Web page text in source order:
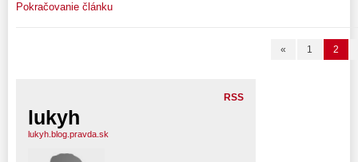
Pokračovanie článku
« 1 2
RSS
lukyh
lukyh.blog.pravda.sk